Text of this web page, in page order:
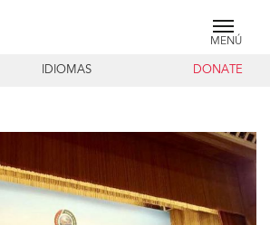
MENÚ
IDIOMAS DONATE